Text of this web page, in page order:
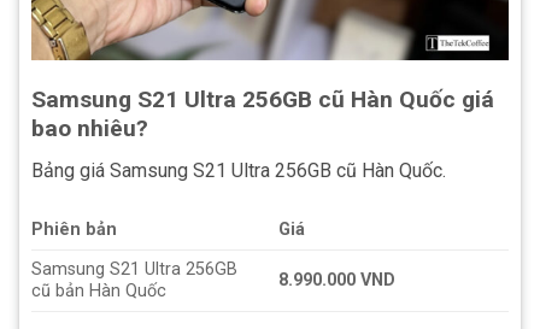
Samsung S21 Ultra 256GB cũ Hàn Quốc giá
bao nhiêu?
Bảng giá Samsung S21 Ultra 256GB cũ Hàn Quốc.
Phiên bản
Giá
Samsung S21 Ultra 256GB
cũ bản Hàn Quốc
8.990.000 VND